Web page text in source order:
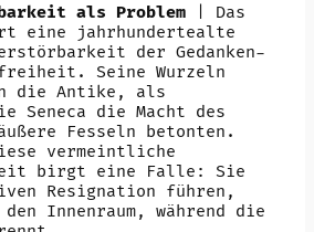
als Problem| Das
eine jahrhundertealte
der Gedanken-
Seine Wurzeln
die Antike, als
Seneca die Macht des
Fesseln betonten.
vermeintliche
birgt eine Falle: Sie
Resignation führen,
Innenraum, während die